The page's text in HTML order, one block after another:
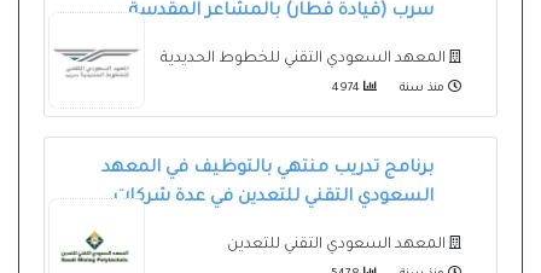
سرب (قيادة قطار) بالمشاعر المقدسة
المعهد السعودي التقني للخطوط الحديدية
منذ سنة
برنامج تدريب منتهي بالتوظيف في المعهد
السعودي التقني للتعدين في عدة شركات
المعهد السعودي التقني للتعدين